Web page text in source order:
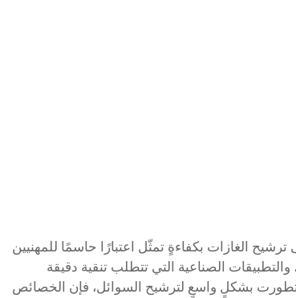
الغازات بكفاءةٍ تمثّل اعتبارًا حاسمًا للمهنيين
الصناعية التي تتطلب تنقية دقيقة
تطورت بشكلٍ واسعٍ لترشيح السوائل، فإن الخصائص